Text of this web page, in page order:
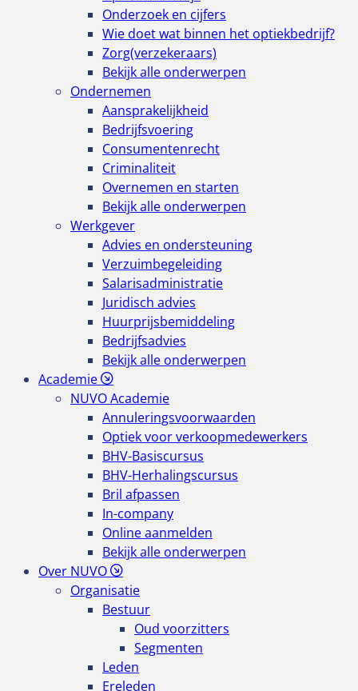
Onderzoek en cijfers
Wie doet wat binnen het optiekbedrijf?
Zorg(verzekeraars)
Bekijk alle onderwerpen
Ondernemen
Aansprakelijkheid
Bedrijfsvoering
Consumentenrecht
Criminaliteit
Overnemen en starten
Bekijk alle onderwerpen
Werkgever
Advies en ondersteuning
Verzuimbegeleiding
Salarisadministratie
Juridisch advies
Huurprijsbemiddeling
Bedrijfsadvies
Bekijk alle onderwerpen
Academie
NUVO Academie
Annuleringsvoorwaarden
Optiek voor verkoopmedewerkers
BHV-Basiscursus
BHV-Herhalingscursus
Bril afpassen
In-company
Online aanmelden
Bekijk alle onderwerpen
Over NUVO
Organisatie
Bestuur
Oud voorzitters
Segmenten
Leden
Ereleden